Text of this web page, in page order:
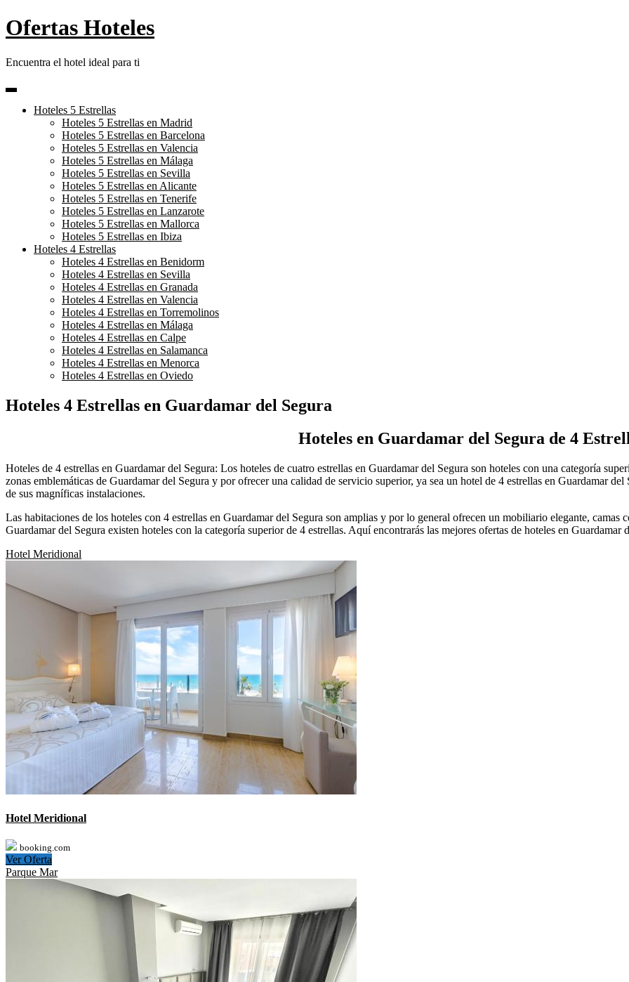
Skip
to
Ofertas Hoteles
Encuentra el hotel ideal para ti
Hoteles 5 Estrellas
Hoteles 5 Estrellas en Madrid
Hoteles 5 Estrellas en Barcelona
Hoteles 5 Estrellas en Valencia
Hoteles 5 Estrellas en Málaga
Hoteles 5 Estrellas en Sevilla
Hoteles 5 Estrellas en Alicante
Hoteles 5 Estrellas en Tenerife
Hoteles 5 Estrellas en Lanzarote
Hoteles 5 Estrellas en Mallorca
Hoteles 5 Estrellas en Ibiza
Hoteles 4 Estrellas
Hoteles 4 Estrellas en Benidorm
Hoteles 4 Estrellas en Sevilla
Hoteles 4 Estrellas en Granada
Hoteles 4 Estrellas en Valencia
Hoteles 4 Estrellas en Torremolinos
Hoteles 4 Estrellas en Málaga
Hoteles 4 Estrellas en Calpe
Hoteles 4 Estrellas en Salamanca
Hoteles 4 Estrellas en Menorca
Hoteles 4 Estrellas en Oviedo
Hoteles 4 Estrellas en Guardamar del Segura
Hoteles en Guardamar del Segura de 4
Hoteles de 4 estrellas en Guardamar del Segura: Los hoteles de cuatro estrellas en Guardamar del Segura son hoteles con una categoría
zonas emblemáticas de Guardamar del Segura y por ofrecer una calidad de servicio superior, ya sea un hotel de 4 estrellas en Guardamar
de sus magníficas instalaciones.
Las habitaciones de los hoteles con 4 estrellas en Guardamar del Segura son amplias y por lo general ofrecen un mobiliario elegante,
Guardamar del Segura existen hoteles con la categoría superior de 4 estrellas. Aquí encontrarás las mejores ofertas de hoteles en Guardamar
Hotel Meridional
Hotel Meridional
booking.com
Ver Oferta
Parque Mar